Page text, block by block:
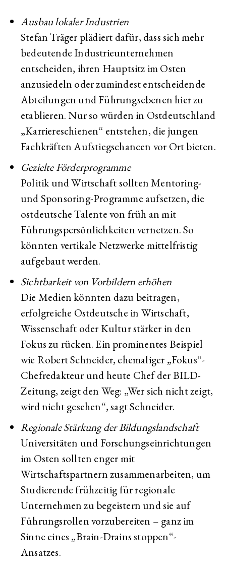
Ausbau lokaler Industrien
Stefan Träger plädiert dafür, dass sich mehr
bedeutende Industrieunternehmen
entscheiden, ihren Hauptsitz im Osten
anzusiedeln oder zumindest entscheidende
Abteilungen und Führungsebenen hier zu
etablieren. Nur so würden in Ostdeutschland
„Karriereschienen“ entstehen, die jungen
Fachkräften Aufstiegschancen vor Ort bieten.
Gezielte Förderprogramme
Politik und Wirtschaft sollten Mentoring-
und Sponsoring-Programme aufsetzen, die
ostdeutsche Talente von früh an mit
Führungspersönlichkeiten vernetzen. So
könnten vertikale Netzwerke mittelfristig
aufgebaut werden.
Sichtbarkeit von Vorbildern erhöhen
Die Medien könnten dazu beitragen,
erfolgreiche Ostdeutsche in Wirtschaft,
Wissenschaft oder Kultur stärker in den
Fokus zu rücken. Ein prominentes Beispiel
wie Robert Schneider, ehemaliger „Fokus“-
Chefredakteur und heute Chef der BILD-
Zeitung, zeigt den Weg: „Wer sich nicht zeigt,
wird nicht gesehen“, sagt Schneider.
Regionale Stärkung der Bildungslandschaft
Universitäten und Forschungseinrichtungen
im Osten sollten enger mit
Wirtschaftspartnern zusammenarbeiten, um
Studierende frühzeitig für regionale
Unternehmen zu begeistern und sie auf
Führungsrollen vorzubereiten – ganz im
Sinne eines „Brain-Drains stoppen“-
Ansatzes.